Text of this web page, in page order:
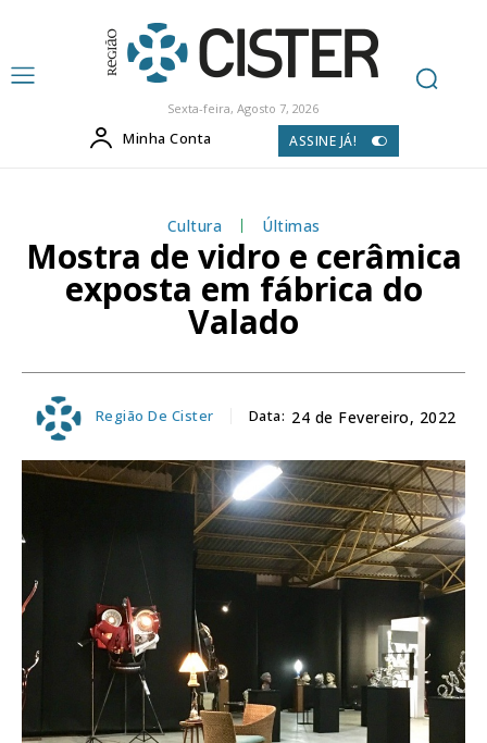
Sexta-feira, Agosto 7, 2026
Minha Conta ASSINE JÁ!
Cultura Últimas
Mostra de vidro e cerâmica
exposta em fábrica do
Valado
Região De Cister Data: 24 de Fevereiro, 2022